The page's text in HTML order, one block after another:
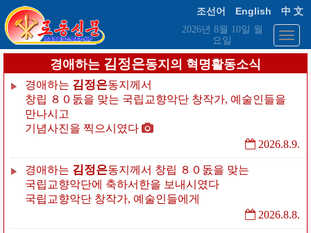
조선어 English
中 文
2026년 8월 10일 월
요일
경애하는 김정은동지의 혁명활동소식
경애하는 김정은동지께서
창립 ８０돐을 맞는 국립교향악단 창작가, 예술인들을
만나시고
기념사진을 찍으시였다
2026.8.9.
경애하는 김정은동지께서 창립 ８０돐을 맞는
국립교향악단에 축하서한을 보내시였다
국립교향악단 창작가, 예술인들에게
2026.8.8.